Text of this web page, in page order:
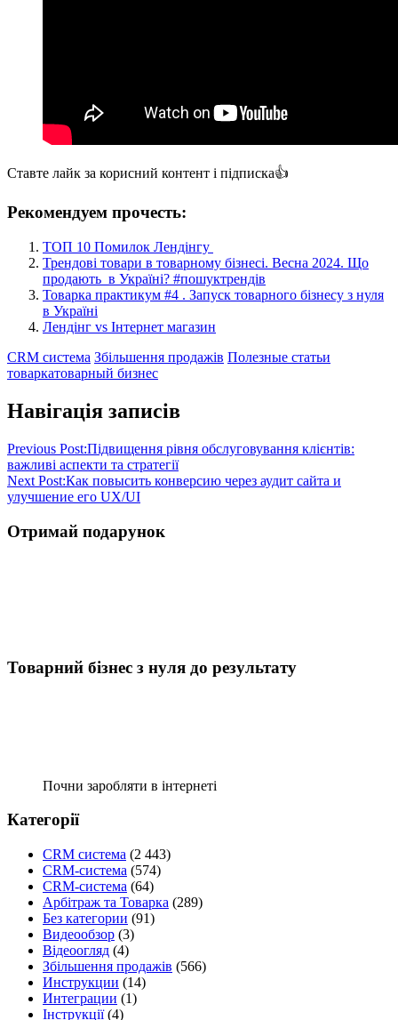
Ставте лайк за корисний контент і підписка👍
Рекомендуем прочесть:
ТОП 10 Помилок Лендінгу
Трендові товари в товарному бізнесі. Весна 2024. Що
продають в Україні? #пошуктрендів
Товарка практикум #4 . Запуск товарного бізнесу з нуля
в Україні
Лендінг vs Інтернет магазин
CRM система Збільшення продажів Полезные статьи
товаркатоварный бизнес
Навігація записів
Previous Post:Підвищення рівня обслуговування клієнтів:
важливі аспекти та стратегії
Next Post:Как повысить конверсию через аудит сайта и
улучшение его UX/UI
Отримай подарунок
Товарний бізнес з нуля до результату
Почни заробляти в інтернеті
Категорії
CRM система (2 443)
CRM-система (574)
CRM-система (64)
Арбітраж та Товарка (289)
Без категории (91)
Видеообзор (3)
Відеоогляд (4)
Збільшення продажів (566)
Инструкции (14)
Интеграции (1)
Інструкції(4)